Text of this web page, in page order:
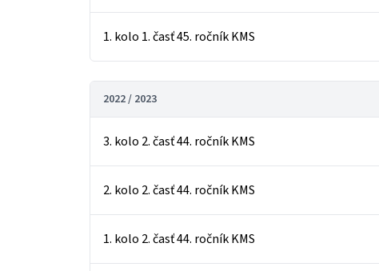
1. kolo 1. časť 45. ročník KMS
2022 / 2023
3. kolo 2. časť 44. ročník KMS
2. kolo 2. časť 44. ročník KMS
1. kolo 2. časť 44. ročník KMS